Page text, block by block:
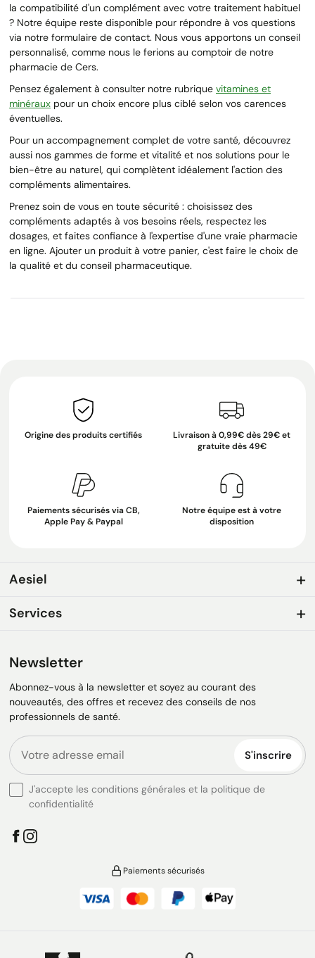
la compatibilité d'un complément avec votre traitement habituel
? Notre équipe reste disponible pour répondre à vos questions
via notre formulaire de contact. Nous vous apportons un conseil
personnalisé, comme nous le ferions au comptoir de notre
pharmacie de Cers.
Pensez également à consulter notre rubrique vitamines et
minéraux pour un choix encore plus ciblé selon vos carences
éventuelles.
Pour un accompagnement complet de votre santé, découvrez
aussi nos gammes de forme et vitalité et nos solutions pour le
bien-être au naturel, qui complètent idéalement l'action des
compléments alimentaires.
Prenez soin de vous en toute sécurité : choisissez des
compléments adaptés à vos besoins réels, respectez les
dosages, et faites confiance à l'expertise d'une vraie pharmacie
en ligne. Ajouter un produit à votre panier, c'est faire le choix de
la qualité et du conseil pharmaceutique.
Origine des produits certifiés
Livraison à 0,99€ dès 29€ et
gratuite dès 49€
Paiements sécurisés via CB,
Apple Pay & Paypal
Notre équipe est à votre
disposition
Aesiel
Services
Newsletter
Abonnez-vous à la newsletter et soyez au courant des
nouveautés, des offres et recevez des conseils de nos
professionnels de santé.
S'inscrire
J'accepte les conditions générales et la politique de
confidentialité
Paiements sécurisés